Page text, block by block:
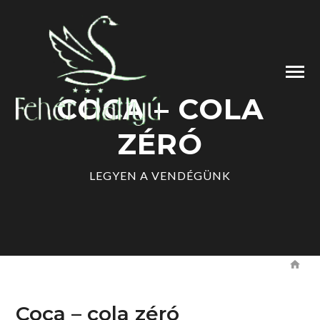
COCA – COLA
ZÉRÓ
LEGYEN A VENDÉGÜNK
Coca – cola zéró